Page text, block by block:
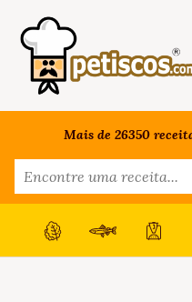
Mais de 26350